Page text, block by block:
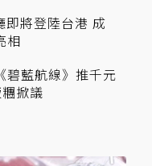
即將登陸台港 成
相
碧藍航線》推千元
糰掀議